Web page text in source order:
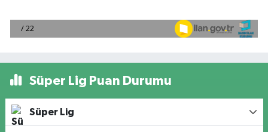
Süper Lig Puan Durumu
Süper Lig